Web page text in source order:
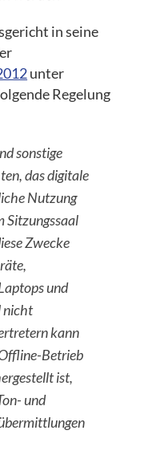
in seine
unter
Regelung
sonstige
das digitale
Nutzung
Sitzungssaal
Zwecke
und
nicht
kann
Betrieb
ist,
und